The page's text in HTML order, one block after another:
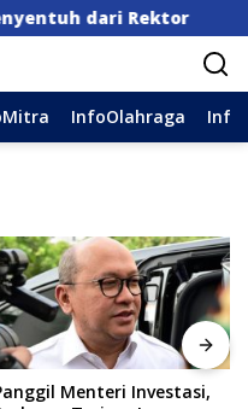
dari Rektor
InfoOlahraga
Menteri Investasi,